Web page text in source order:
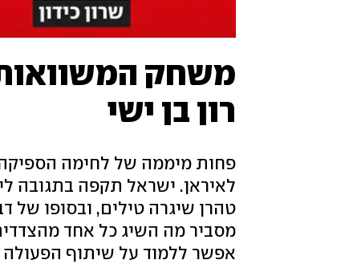
משחק
רון בן ישי
פחות מיממה של לחימה
לאיראן. ישראל תקפה בתגובה
טהרן שיגרה טילים, ובסופו
מסביר מה השיג כל אחד
אפשר ללמוד על שיתוף הפעולה